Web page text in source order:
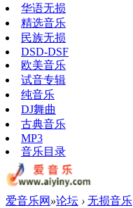
华语无损
精选音乐
民族无损
DSD-DSF
欧美音乐
试音专辑
纯音乐
DJ舞曲
古典音乐
MP3
音乐目录
爱音乐网 »论坛 › 无损音乐